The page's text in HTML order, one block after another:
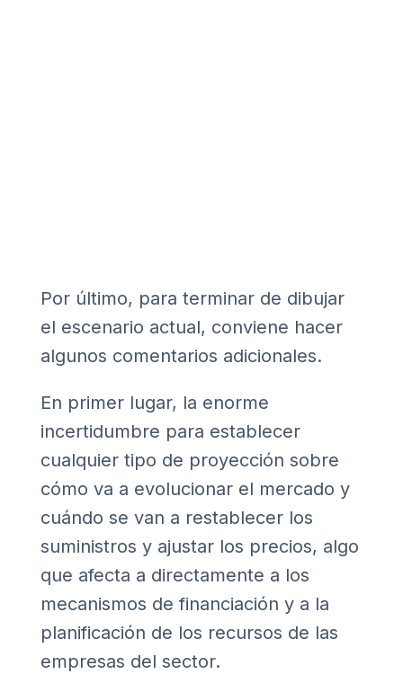
Por último, para terminar de dibujar
el escenario actual, conviene hacer
algunos comentarios adicionales.
En primer lugar, la enorme
incertidumbre para establecer
cualquier tipo de proyección sobre
cómo va a evolucionar el mercado y
cuándo se van a restablecer los
suministros y ajustar los precios, algo
que afecta a directamente a los
mecanismos de financiación y a la
planificación de los recursos de las
empresas del sector.